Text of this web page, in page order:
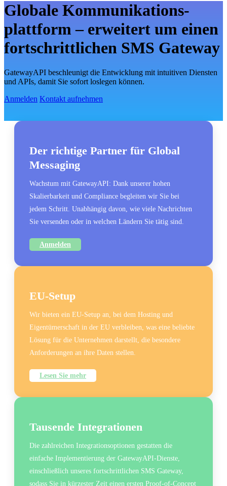
Globale Kommunikations­
plattform – erweitert um einen
fortschrittlichen SMS Gateway
GatewayAPI beschleunigt die Entwicklung mit intuitiven Diensten
und APIs, damit Sie sofort loslegen können.
Anmelden Kontakt aufnehmen
Der richtige Partner für Global
Messaging
Wachstum mit GatewayAPI: Dank unserer hohen
Skalierbarkeit und Compliance begleiten wir Sie bei
jedem Schritt. Unabhängig davon, wie viele Nachrichten
Sie versenden oder in welchen Ländern Sie tätig sind.
Anmelden
EU-Setup
Wir bieten ein EU-Setup an, bei dem Hosting und
Eigentümerschaft in der EU verbleiben, was eine beliebte
Lösung für die Unternehmen darstellt, die besondere
Anforderungen an ihre Daten stellen.
Lesen Sie mehr
Tausende Integrationen
Die zahlreichen Integrationsoptionen gestatten die
einfache Implementierung der GatewayAPI-Dienste,
einschließlich unseres fortschrittlichen SMS Gateway,
sodass Sie in kürzester Zeit einen ersten Proof-of-Concept